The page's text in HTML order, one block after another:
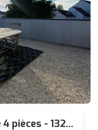
pièces - 132